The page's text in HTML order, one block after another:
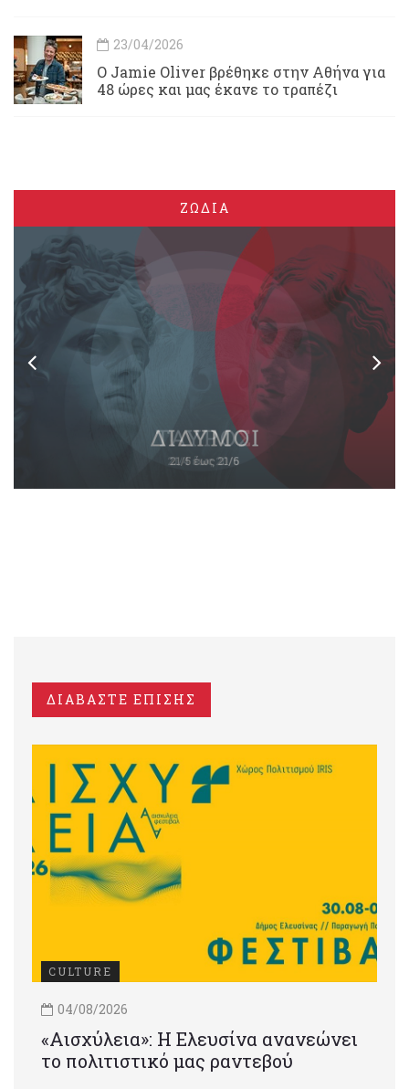
23/04/2026
Ο Jamie Oliver βρέθηκε στην Αθήνα για
48 ώρες και μας έκανε το τραπέζι
ΖΩΔΙΑ
ΔΙΑΒΑΣΤΕ ΕΠΙΣΗΣ
CULTURE
04/08/2026
«Αισχύλεια»: Η Ελευσίνα ανανεώνει
το πολιτιστικό μας ραντεβού